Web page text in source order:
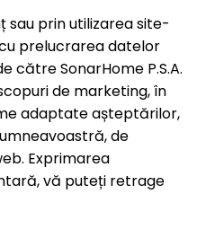
sau prin utilizarea site-
prelucrarea datelor
către SonarHome P.S.A.
de marketing, în
adaptate așteptărilor,
de
Exprimarea
vă puteți retrage